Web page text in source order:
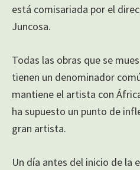
está comisariada por el
Juncosa.
Todas las obras que se
tienen un denominador
mantiene el artista con
ha supuesto un punto de
gran artista.
Un día antes del inicio de la